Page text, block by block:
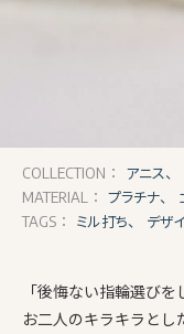
COLLECTION： アニス、
MATERIAL： プラチナ、
TAGS： ミル打ち、 デザ
「後悔ない指輪選びを
お二人のキラキラとし